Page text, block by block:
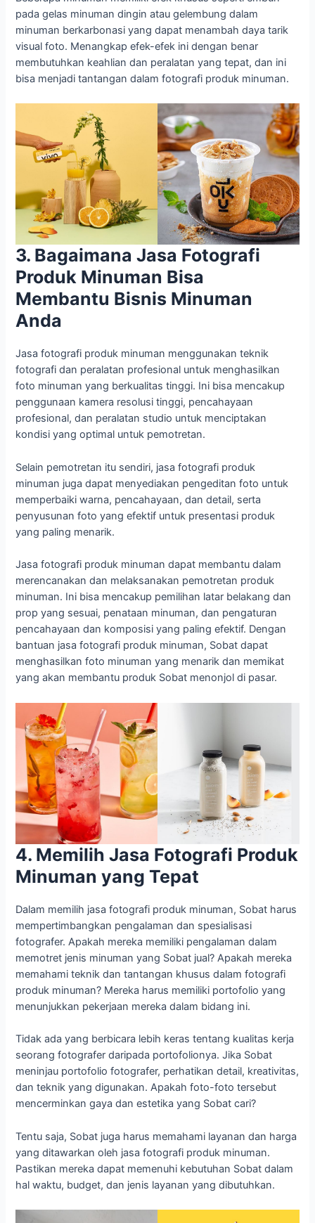
pada gelas minuman dingin atau gelembung dalam
minuman berkarbonasi yang dapat menambah daya tarik
visual foto. Menangkap efek-efek ini dengan benar
membutuhkan keahlian dan peralatan yang tepat, dan ini
bisa menjadi tantangan dalam fotografi produk minuman.
3. Bagaimana Jasa Fotografi
Produk Minuman Bisa
Membantu Bisnis Minuman
Anda
Jasa fotografi produk minuman menggunakan teknik
fotografi dan peralatan profesional untuk menghasilkan
foto minuman yang berkualitas tinggi. Ini bisa mencakup
penggunaan kamera resolusi tinggi, pencahayaan
profesional, dan peralatan studio untuk menciptakan
kondisi yang optimal untuk pemotretan.
Selain pemotretan itu sendiri, jasa fotografi produk
minuman juga dapat menyediakan pengeditan foto untuk
memperbaiki warna, pencahayaan, dan detail, serta
penyusunan foto yang efektif untuk presentasi produk
yang paling menarik.
Jasa fotografi produk minuman dapat membantu dalam
merencanakan dan melaksanakan pemotretan produk
minuman. Ini bisa mencakup pemilihan latar belakang dan
prop yang sesuai, penataan minuman, dan pengaturan
pencahayaan dan komposisi yang paling efektif. Dengan
bantuan jasa fotografi produk minuman, Sobat dapat
menghasilkan foto minuman yang menarik dan memikat
yang akan membantu produk Sobat menonjol di pasar.
4. Memilih Jasa Fotografi Produk
Minuman yang Tepat
Dalam memilih jasa fotografi produk minuman, Sobat harus
mempertimbangkan pengalaman dan spesialisasi
fotografer. Apakah mereka memiliki pengalaman dalam
memotret jenis minuman yang Sobat jual? Apakah mereka
memahami teknik dan tantangan khusus dalam fotografi
produk minuman? Mereka harus memiliki portofolio yang
menunjukkan pekerjaan mereka dalam bidang ini.
Tidak ada yang berbicara lebih keras tentang kualitas kerja
seorang fotografer daripada portofolionya. Jika Sobat
meninjau portofolio fotografer, perhatikan detail, kreativitas,
dan teknik yang digunakan. Apakah foto-foto tersebut
mencerminkan gaya dan estetika yang Sobat cari?
Tentu saja, Sobat juga harus memahami layanan dan harga
yang ditawarkan oleh jasa fotografi produk minuman.
Pastikan mereka dapat memenuhi kebutuhan Sobat dalam
hal waktu, budget, dan jenis layanan yang dibutuhkan.